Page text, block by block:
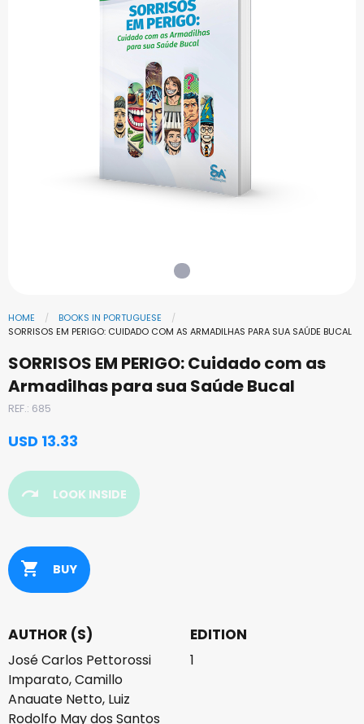
HOME
BOOKS IN PORTUGUESE
SORRISOS EM PERIGO: CUIDADO COM AS ARMADILHAS PARA SUA SAÚDE BUCAL
SORRISOS EM PERIGO: Cuidado com as
Armadilhas para sua Saúde Bucal
REF.: 685
USD 13.33
redo LOOK INSIDE
shopping_cart BUY
AUTHOR (S)
José Carlos Pettorossi
Imparato, Camillo
Anauate Netto, Luiz
Rodolfo May dos Santos
EDITION
1